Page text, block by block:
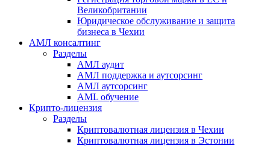
Великобритании
Юридическое обслуживание и защита
бизнеса в Чехии
АМЛ консалтинг
Разделы
АМЛ аудит
АМЛ поддержка и аутсорсинг
АМЛ аутсорсинг
AML обучение
Крипто-лицензия
Разделы
Криптовалютная лицензия в Чехии
Криптовалютная лицензия в Эстонии